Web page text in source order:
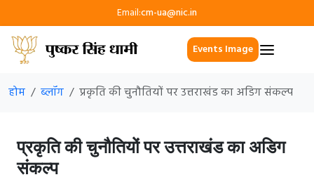
Email:cm-ua@nic.in
Events Image
होम ब्लॉग प्रकृति की चुनौतियों पर उत्तराखंड का अडिग संकल्प
प्रकृति की चुनौतियों पर उत्तराखंड का अडिग
संकल्प